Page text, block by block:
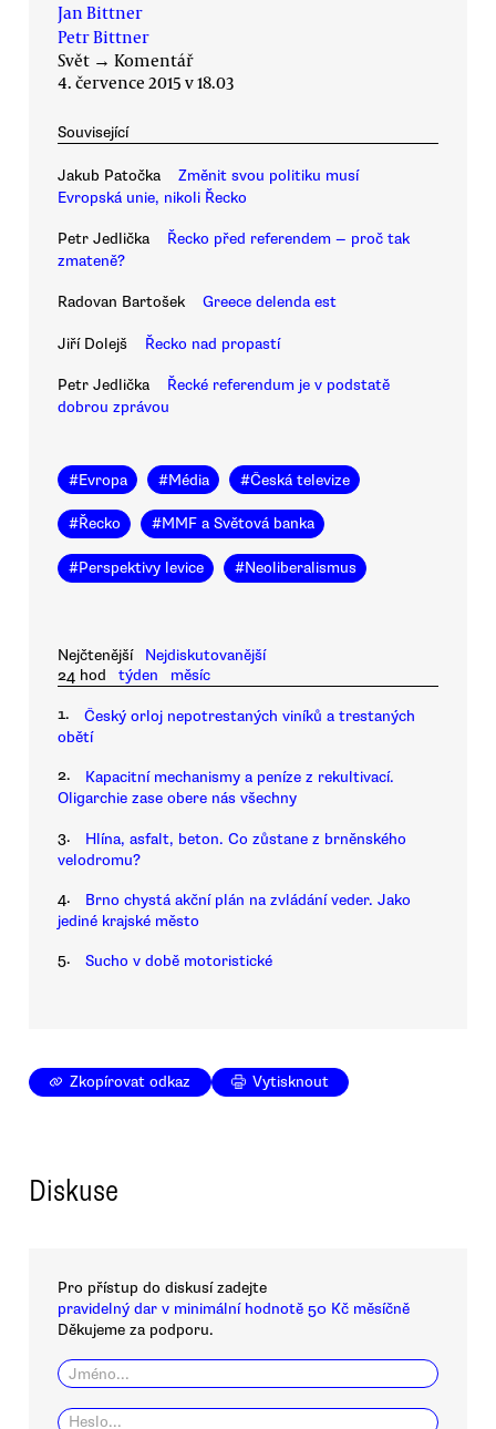
Jan Bittner
Petr Bittner
Svět → Komentář
4. července 2015 v 18.03
Související
Jakub Patočka
Změnit svou politiku musí
Evropská unie, nikoli Řecko
Petr Jedlička
Řecko před referendem — proč tak
zmateně?
Radovan Bartošek Greece delenda est
Jiří Dolejš Řecko nad propastí
Petr Jedlička
Řecké referendum je v podstatě
dobrou zprávou
#Evropa #Média #Česká televize
#Řecko #MMF a Světová banka
#Perspektivy levice #Neoliberalismus
Nejčtenější
Nejdiskutovanější
24 hod
týden měsíc
1.
Český orloj nepotrestaných viníků a trestaných
obětí
2.
Kapacitní mechanismy a peníze z rekultivací.
Oligarchie zase obere nás všechny
3.
Hlína, asfalt, beton. Co zůstane z brněnského
velodromu?
4.
Brno chystá akční plán na zvládání veder. Jako
jediné krajské město
5. Sucho v době motoristické
Zkopírovat odkaz Vytisknout
Diskuse
Pro přístup do diskusí zadejte
pravidelný dar v minimální hodnotě 50 Kč měsíčně
Děkujeme za podporu.